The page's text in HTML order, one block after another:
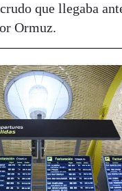
que llegaba
Ormuz.